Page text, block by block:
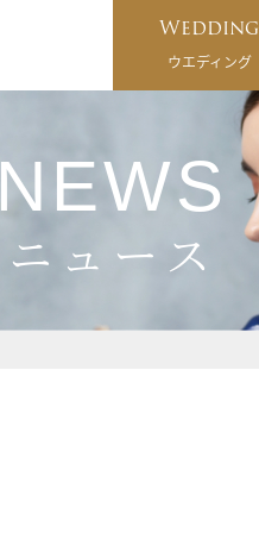
Wedding
ウエディング
NEWS
ニュース